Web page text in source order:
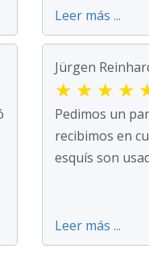
Leer más ...
Jürgen
★ ★ ★ ★
Pedimos un
recibimos en
esquís son
Leer más ...